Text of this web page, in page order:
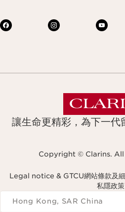
讓生命更精彩，為下一代
Copyright © Clarins.
Legal notice & GTCU網站條款及
私隱政策
Navigates to
Hong Kong, SAR China